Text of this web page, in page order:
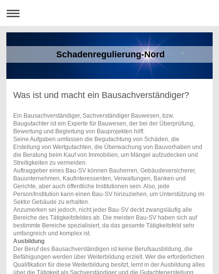
Schadenregulierung-Nord
Was ist und macht ein Bausachverständiger?
Ein Bausachverständiger, Sachverständiger Bauwesen, bzw.
Baugutachter ist ein Experte für Bauwesen, der bei der Überprüfung,
Bewertung und Begleitung von Bauprojekten hilft.
Seine Aufgaben umfassen die Begutachtung von Schäden, die
Erstellung von Wertgutachten, die Überwachung von Bauvorhaben und
die Beratung beim Kauf von Immobilien, um Mängel aufzudecken und
Streitigkeiten zu vermeiden.
Auftraggeber eines Bau-SV können Bauherren, Gebäudeversicherer,
Bauunternehmen, Kaufinteressenten, Verwaltungen, Banken und
Gerichte, aber auch öffentliche Institutionen sein. Also, jede
Person/Institution kann einen Bau-SV hinzuziehen, um Unterstützung im
Sektor Gebäude zu erhalten.
Anzumerken sei jedoch, nicht jeder Bau-SV deckt zwangsläufig alle
Bereiche des Tätigkeitsfeldes ab. Die meisten Bau-SV haben sich auf
bestimmte Bereiche spezialisiert, da das gesamte Tätigkeitsfeld sehr
umfangreich und komplex ist.
Ausbildung
Der Beruf des Bausachverständigen ist keine Berufsausbildung, die
Befähigungen werden über Weiterbildung erzielt. Wer die erforderlichen
Qualifikation für diese Weiterbildung besitzt, lernt in der Ausbildung alles
über die Tätigkeit als Sachverständiger und die Gutachtenerstellung.